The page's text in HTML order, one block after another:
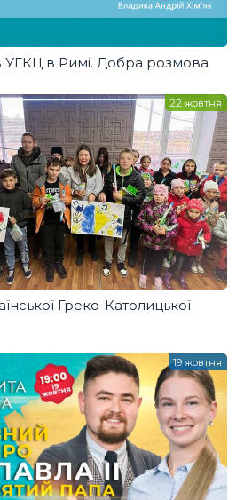
УГКЦ в Римі. Добра розмова
Греко-Католицької
22 жовтня
19 жовтня